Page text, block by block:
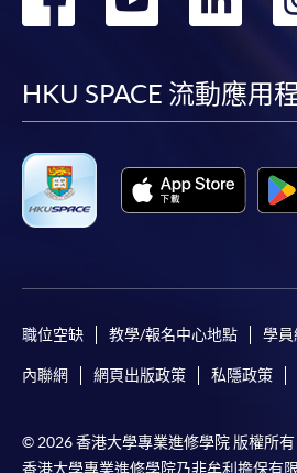
facebook
HKU SPACE 流動應用
職位空缺 教學/報名中心地點 學員
內聯網 網頁出版政策 私隱政策
© 2026 香港大學專業進修學院 版權所有
香港大學專業進修學院乃非牟利擔保有